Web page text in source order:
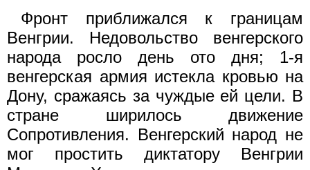
Фронт приближался к границам
Венгрии. Недовольство венгерского
народа росло день ото дня; 1-я
венгерская армия истекла кровью на
Дону, сражаясь за чуждые ей цели. В
стране ширилось движение
Сопротивления. Венгерский народ не
мог простить диктатору Венгрии